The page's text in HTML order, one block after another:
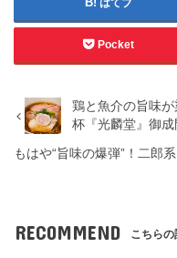
はてブ
Pocket
鶏と魚介の旨味
杯『光麟堂』御成
もはや“旨味の爆弾”！二郎
RECOMMEND こちらの